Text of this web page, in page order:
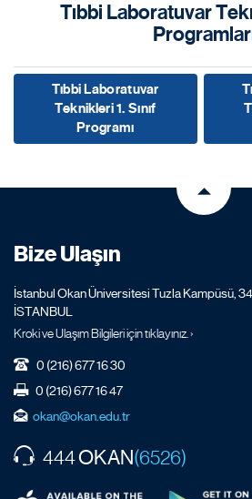
Tıbbi Laboratuvar
Tıbbi Laboratuvar
Teknikleri 1. Sınıf
Programı
Bize Ulaşın
İstanbul Okan Üniversitesi Tuzla Kampüsü,
İSTANBUL
Kroki ve Ulaşım Bilgileri için tıklayınız. ›
0 (216) 677 16 30
0 (216) 677 16 47
okan@okan.edu.tr
444OKAN(6526)